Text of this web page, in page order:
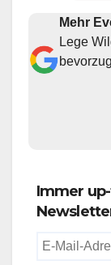
Mehr
Lege
Immer